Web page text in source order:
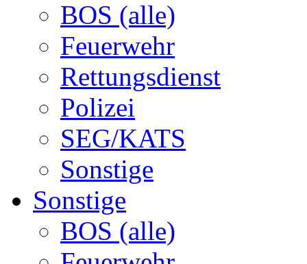
BOS (alle)
Feuerwehr
Rettungsdienst
Polizei
SEG/KATS
Sonstige
Sonstige
BOS (alle)